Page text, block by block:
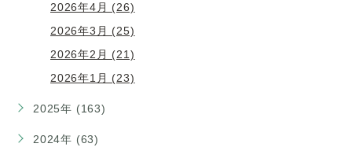
2026年4月 (26)
2026年3月 (25)
2026年2月 (21)
2026年1月 (23)
2025年 (163)
2024年 (63)